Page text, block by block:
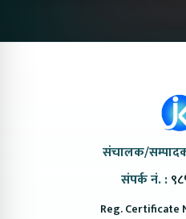
संचालक/
संपर्क नं. :
Reg. Certificate